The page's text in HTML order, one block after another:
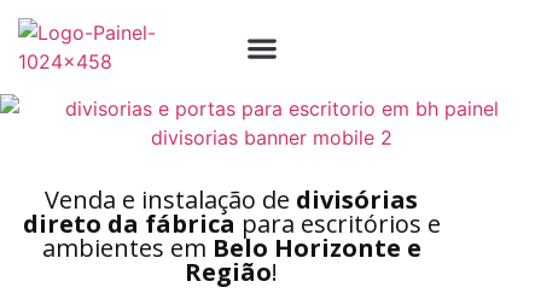
Venda e instalação de divisórias
direto da fábrica para escritórios e
ambientes em Belo Horizonte e
Região!